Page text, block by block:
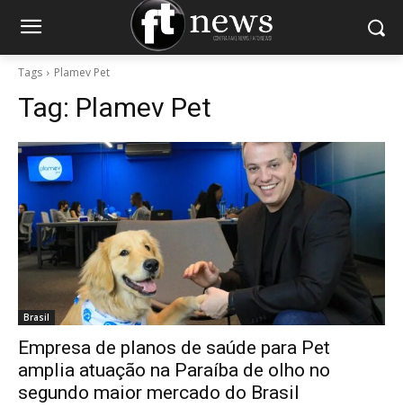
Tags Plamev Pet
Tag: Plamev Pet
Brasil
Empresa de planos de saúde para Pet
amplia atuação na Paraíba de olho no
segundo maior mercado do Brasil